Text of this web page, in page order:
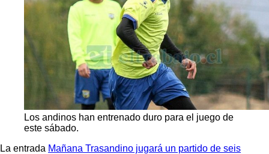
Los andinos han entrenado duro para el juego de
este sábado.
La entrada Mañana Trasandino jugará un partido de seis